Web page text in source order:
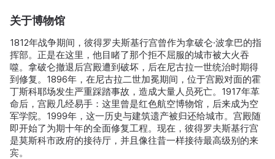
关于博物馆
1812年战争期间，彼得罗夫斯基行宫曾作为拿破仑·波拿巴的指
挥部。正是在这里，他目睹了那个拒不屈服的城市被大火吞
噬。拿破仑撤退后宫殿遭到破坏，后在尼古拉一世统治时期得
到修复。1896年，在尼古拉二世加冕期间，位于宫殿对面的霍
丁斯科耶场发生严重踩踏事故，造成大量人员死亡。1917年革
命后，宫殿几经易手：这里曾是红色航空博物馆，后来成为空
军学院。1999年，这一历史与建筑遗产被归还给城市。宫殿随
即开始了为期十年的全面修复工程。现在，彼得罗夫斯基行宫
是莫斯科市政府的接待厅，并且像往昔一样接待最高级别的来
宾。